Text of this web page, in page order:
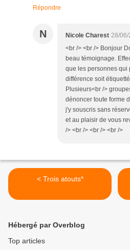
Répondre
N Nicole Charest 28/06/
<br /> <br /> Bonjour
beau témoignage.
que les personnes qui
différence soit
Plusieurs<br />
dénoncer toute forme
j'y souscris sans
et au plaisir de vous
/> <br /> <br /> <br />
< Trois atouts*
Hébergé par Overblog
Top articles